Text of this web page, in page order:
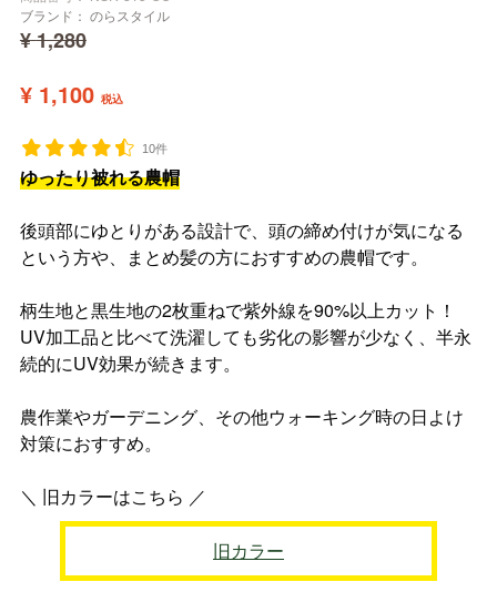
ブランド： のらスタイル
¥1,280
¥ 1,100 税込
10件
ゆったり被れる農帽
後頭部にゆとりがある設計で、頭の締め付けが気になる
という方や、まとめ髪の方におすすめの農帽です。
柄生地と黒生地の2枚重ねで紫外線を90%以上カット！
UV加工品と比べて洗濯しても劣化の影響が少なく、半永
続的にUV効果が続きます。
農作業やガーデニング、その他ウォーキング時の日よけ
対策におすすめ。
＼ 旧カラーはこちら ／
旧カラー